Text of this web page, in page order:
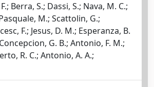
Berra, S.; Dassi, S.; Nava, M. C.;
M.; Scattolin, G.;
F.; Jesus, D. M.; Esperanza, B.
G. B.; Antonio, F. M.;
R. C.; Antonio, A. A.;